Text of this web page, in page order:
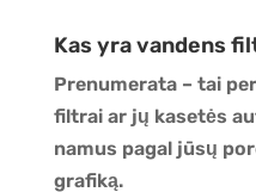
Kas yra vandens
Prenumerata – tai
filtrai ar jų kasetės
namus pagal jūsų
grafiką.